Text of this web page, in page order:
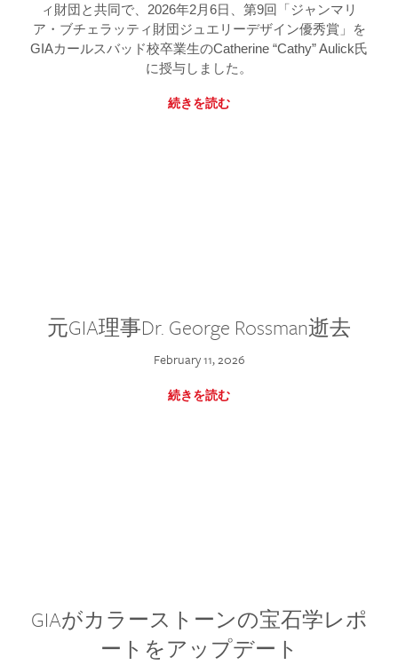
ィ財団と共同で、2026年2月6日、第9回「ジャンマリ
ア・ブチェラッティ財団ジュエリーデザイン優秀賞」を
GIAカールスバッド校卒業生のCatherine “Cathy” Aulick氏
に授与しました。
続きを読む
元GIA理事Dr. George Rossman逝去
February 11, 2026
続きを読む
GIAがカラーストーンの宝石学レポ
ートをアップデート